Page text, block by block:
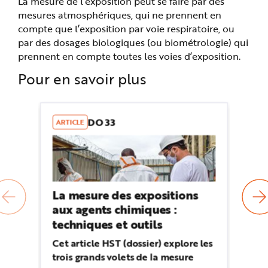
mesures atmosphériques, qui ne prennent en
compte que l’exposition par voie respiratoire, ou
par des dosages biologiques (ou biométrologie) qui
prennent en compte toutes les voies d’exposition.
Pour en savoir plus
ARTICLE DO 33
La mesure des expositions
aux agents chimiques :
techniques et outils
Cet article HST (dossier) explore les
trois grands volets de la mesure